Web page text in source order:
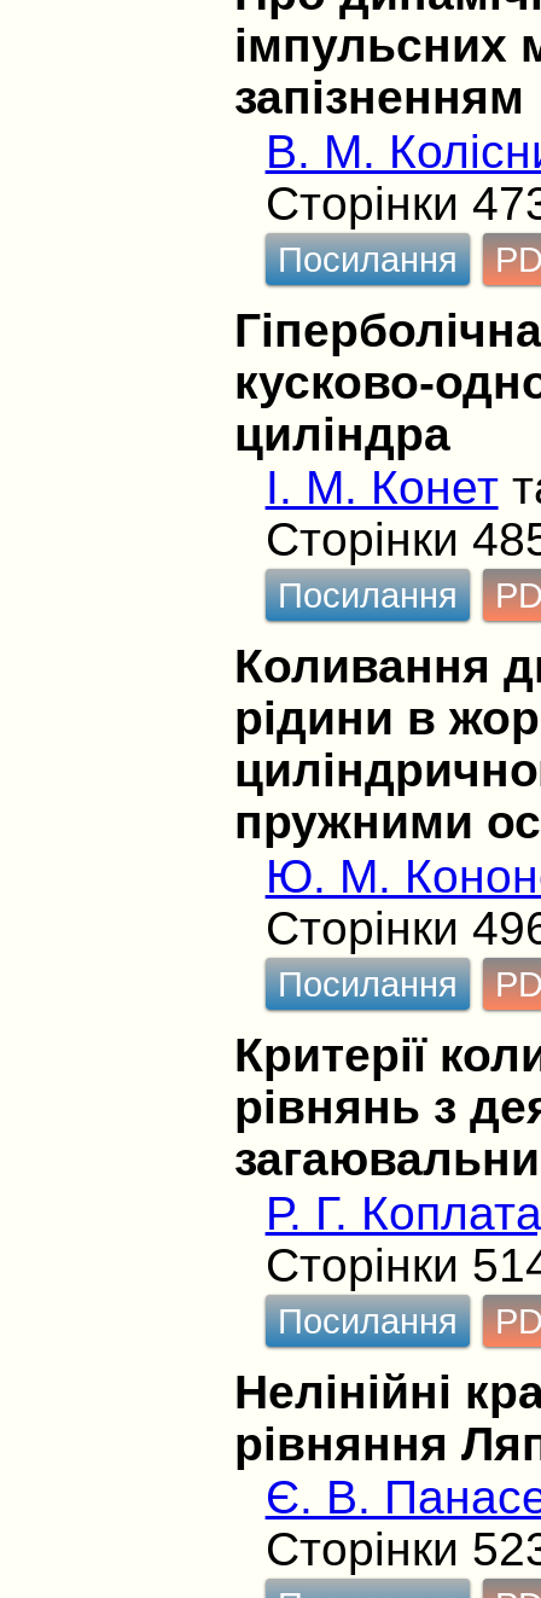
імпульсних
запізненням
В. М.
Сторінки
Посилання
кусково-
циліндра
І. М. Конет
Сторінки
Посилання
Коливання
рідини в
пружними
Ю. М.
Сторінки
Посилання
Критерії
рівнянь з
Р. Г.
Сторінки
Посилання
Нелінійні
рівняння
Є. В.
Сторінки